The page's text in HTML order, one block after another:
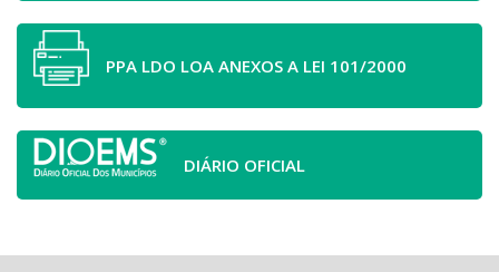
PPA LDO LOA ANEXOS A LEI 101/2000
DIÁRIO OFICIAL